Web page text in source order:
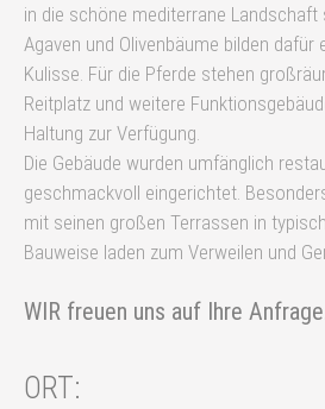
in die schöne mediterrane Landschaft
Agaven und Olivenbäume bilden dafür
Kulisse. Für die Pferde stehen
Reitplatz und weitere
Haltung zur Verfügung.
Die Gebäude wurden umfänglich
geschmackvoll eingerichtet.
mit seinen großen Terrassen in
Bauweise laden zum Verweilen und
WIR freuen uns auf Ihre
ORT: